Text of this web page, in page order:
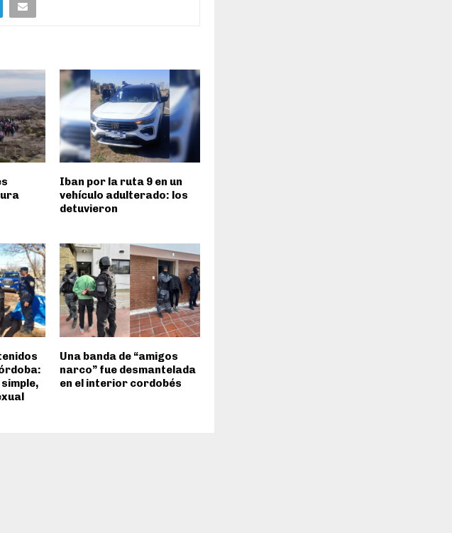
Iban por la ruta 9 en un
vehículo adulterado: los
detuvieron
Una banda de “amigos
narco” fue desmantelada
en el interior cordobés